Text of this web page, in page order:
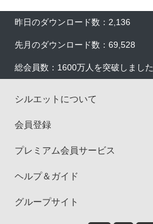
昨日のダウンロード数：2,136
先月のダウンロード数：69,528
総会員数：1600万人を突破しました
シルエットについて
会員登録
プレミアム会員サービス
ヘルプ＆ガイド
グループサイト